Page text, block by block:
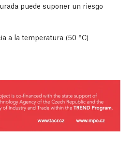
puede suponer un riesgo
a la temperatura (50 °C)